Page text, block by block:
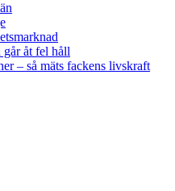
åt fel håll
– så mäts fackens livskraft